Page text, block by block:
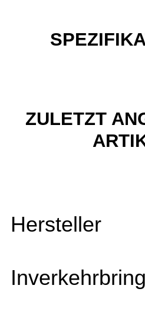
ZULETZT
Hersteller